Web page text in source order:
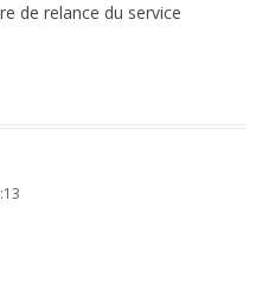
de relance du service